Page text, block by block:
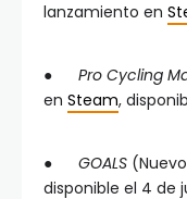
lanzamiento en
● Pro Cycling
en Steam,
● GOALS
disponible el 4 de